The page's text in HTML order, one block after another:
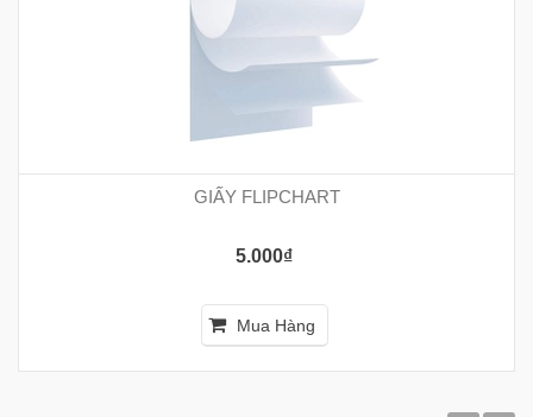
GIẤY FLIPCHART
5.000₫
Mua Hàng